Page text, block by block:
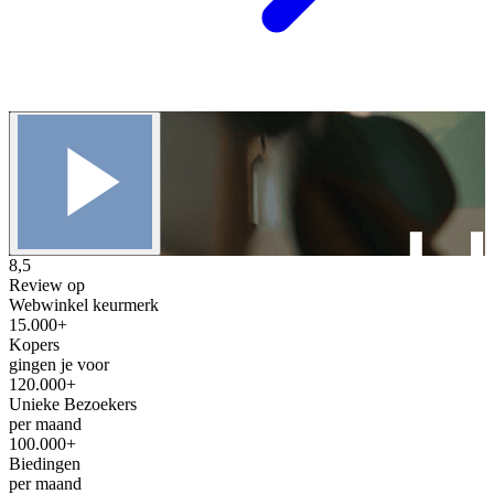
8,5
Review op
Webwinkel keurmerk
15.000+
Kopers
gingen je voor
120.000+
Unieke Bezoekers
per maand
100.000+
Biedingen
per maand